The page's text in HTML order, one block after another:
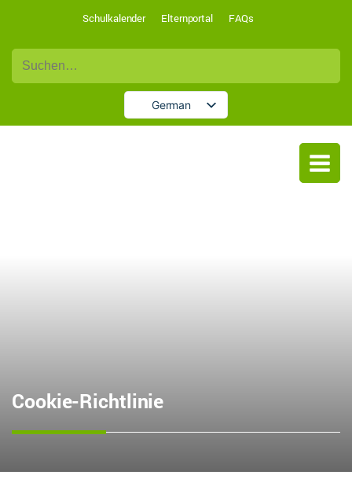
Schulkalender Elternportal FAQs
Suche
nach:
German
Cookie-Richtlinie